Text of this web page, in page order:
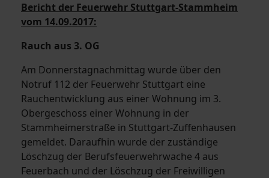
Bericht der Feuerwehr Stuttgart-Stammheim
vom 14.09.2017:
Rauch aus 3. OG
Am Donnerstagnachmittag wurde über den
Notruf 112 der Feuerwehr Stuttgart eine
Rauchentwicklung aus einer Wohnung im 3.
Obergeschoss einer Wohnung in der
Stammheimerstraße in Stuttgart-Zuffenhausen
gemeldet. Daraufhin wurde der zuständige
Löschzug der Berufsfeuerwehrwache 4 aus
Feuerbach und der Löschzug der Freiwilligen